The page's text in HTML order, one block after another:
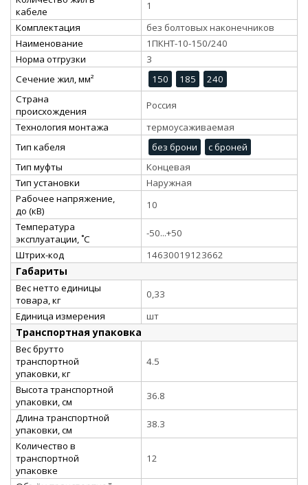
кабеле
1
Комплектация
без болтовых наконечников
Наименование
1ПКНТ-10-150/240
Норма отгрузки
3
Сечение жил, мм²
150 185
240
Страна
происхождения
Россия
Технология монтажа
термоусаживаемая
Тип кабеля
без брони
с броней
Тип муфты
Концевая
Тип установки
Наружная
Рабочее напряжение,
до (кВ)
10
Температура
эксплуатации, ˚С
-50...+50
Штрих-код
14630019123662
Габариты
Вес нетто единицы
товара, кг
0,33
Единица измерения
шт
Транспортная упаковка
Вес брутто
транспортной
упаковки, кг
4.5
Высота транспортной
упаковки, см
36.8
Длина транспортной
упаковки, см
38.3
Количество в
транспортной
упаковке
12